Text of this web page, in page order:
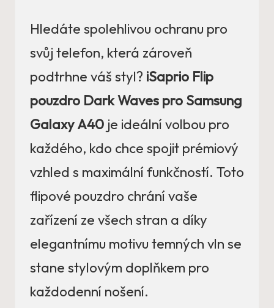
Hledáte spolehlivou ochranu pro
svůj telefon, která zároveň
podtrhne váš styl? iSaprio Flip
pouzdro Dark Waves pro Samsung
Galaxy A40 je ideální volbou pro
každého, kdo chce spojit prémiový
vzhled s maximální funkčností. Toto
flipové pouzdro chrání vaše
zařízení ze všech stran a díky
elegantnímu motivu temných vln se
stane stylovým doplňkem pro
každodenní nošení.